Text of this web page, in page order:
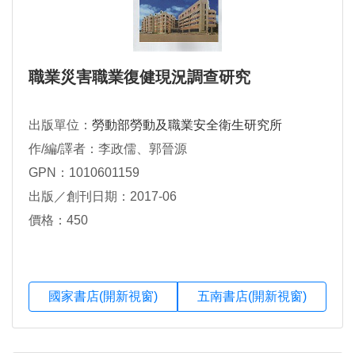
職業災害職業復健現況調查研究
出版單位： 勞動部勞動及職業安全衛生研究所
作/編/譯者：李政儒、郭晉源
GPN：1010601159
出版／創刊日期：2017-06
價格：450
國家書店(開新視窗) 五南書店(開新視窗)